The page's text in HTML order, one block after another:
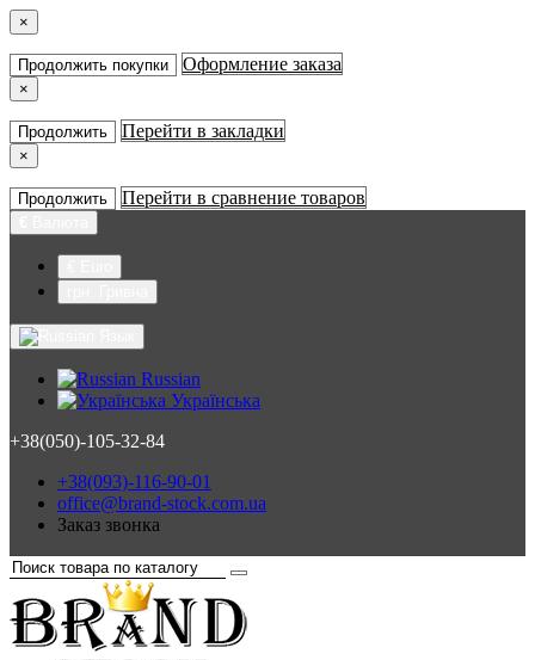
×
Продолжить покупки Оформление заказа
×
Продолжить Перейти в закладки
×
Продолжить Перейти в сравнение товаров
Russian
Українська
+38(050)-105-32-84
+38(093)-116-90-01
office@brand-stock.com.ua
Заказ звонка